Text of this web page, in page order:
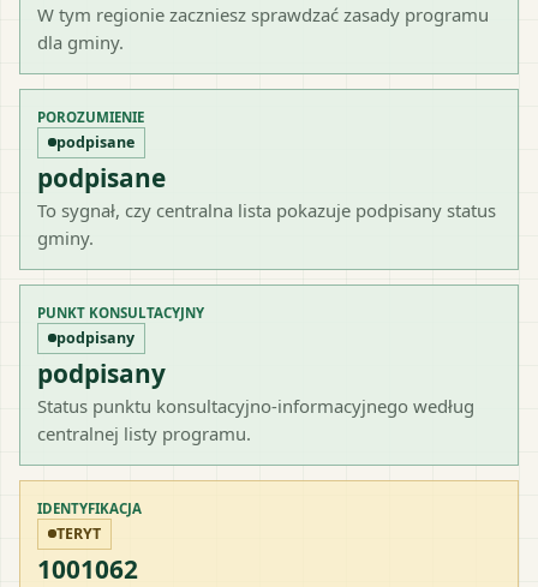
W tym regionie zaczniesz sprawdzać zasady programu
dla gminy.
POROZUMIENIE
podpisane
podpisane
To sygnał, czy centralna lista pokazuje podpisany status
gminy.
PUNKT KONSULTACYJNY
podpisany
podpisany
Status punktu konsultacyjno-informacyjnego według
centralnej listy programu.
IDENTYFIKACJA
TERYT
1001062